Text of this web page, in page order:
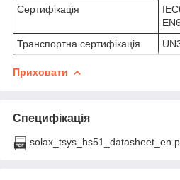
Сертифікація
Транспортна сертифікація
Приховати
Специфікація